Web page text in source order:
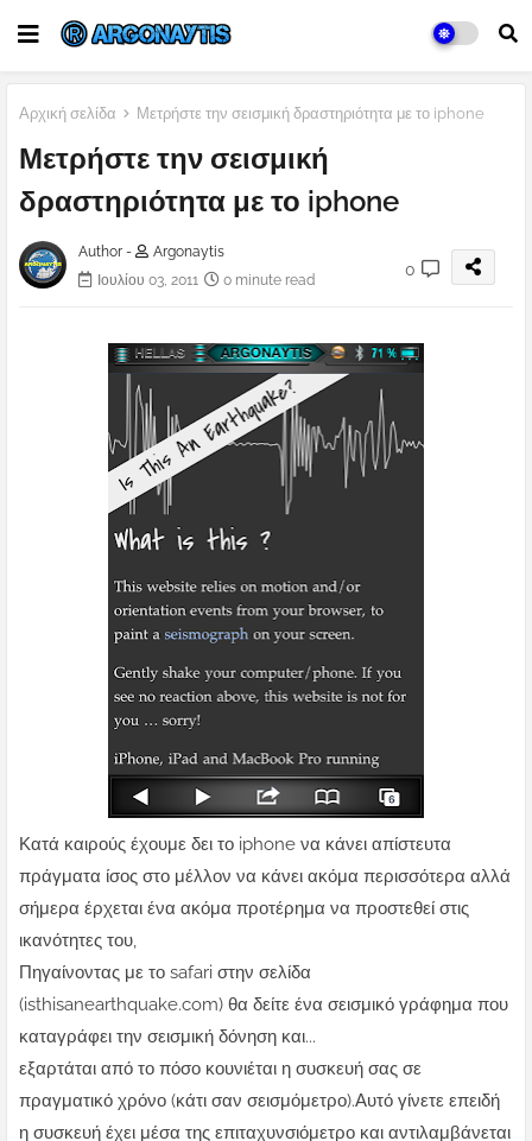
Αρχική σελίδα Μετρήστε την σεισμική δραστηριότητα με το iphone
Μετρήστε την σεισμική
δραστηριότητα με το iphone
Author -
Argonaytis
Ιουλίου 03, 2011
0 minute read
0
Κατά καιρούς έχουμε δει το iphone να κάνει απίστευτα
πράγματα ίσος στο μέλλον να κάνει ακόμα περισσότερα αλλά
σήμερα έρχεται ένα ακόμα προτέρημα να προστεθεί στις
ικανότητες του,
Πηγαίνοντας με το safari στην σελίδα
(isthisanearthquake.com) θα δείτε ένα σεισμικό γράφημα που
καταγράφει την σεισμική δόνηση και...
εξαρτάται από το πόσο κουνιέται η συσκευή σας σε
πραγματικό χρόνο (κάτι σαν σεισμόμετρο).Αυτό γίνετε επειδή
η συσκευή έχει μέσα της επιταχυνσιόμετρο και αντιλαμβάνεται